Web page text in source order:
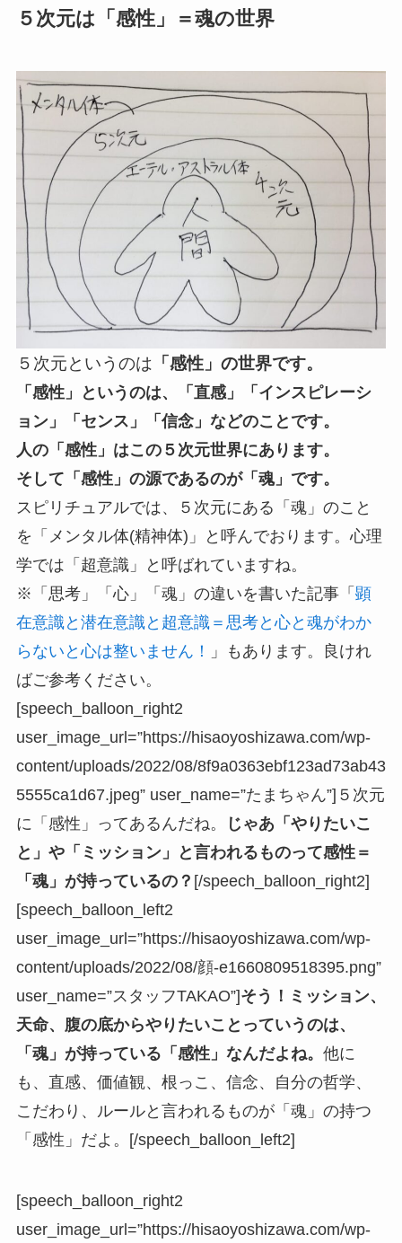
５次元は「感性」＝魂の世界
５次元というのは 「感性」の世界です。
「感性」というのは、「直感」「インスピレーシ
ョン」「センス」「信念」などのことです。
人の「感性」はこの５次元世界にあります。
そして「感性」の源であるのが「魂」です。
スピリチュアルでは、５次元にある「魂」のこと
を「メンタル体(精神体)」と呼んでおります。心理
学では「超意識」と呼ばれていますね。
※「思考」「心」「魂」の違いを書いた記事「 顕
在意識と潜在意識と超意識＝思考と心と魂がわか
らないと心は整いません！
」もあります。良けれ
ばご参考ください。
[speech_balloon_right2
user_image_url=”https://hisaoyoshizawa.com/wp-
content/uploads/2022/08/8f9a0363ebf123ad73ab43
5555ca1d67.jpeg” user_name=”たまちゃん”]５次元
に「感性」ってあるんだね。
じゃあ「やりたいこ
と」や「ミッション」と言われるものって感性＝
「魂」が持っているの？ [/speech_balloon_right2]
[speech_balloon_left2
user_image_url=”https://hisaoyoshizawa.com/wp-
content/uploads/2022/08/顔-e1660809518395.png”
user_name=”スタッフTAKAO”]そう！ミッション、
天命、腹の底からやりたいことっていうのは、
「魂」が持っている「感性」なんだよね。 他に
も、直感、価値観、根っこ、信念、自分の哲学、
こだわり、ルールと言われるものが「魂」の持つ
「感性」だよ。[/speech_balloon_left2]
[speech_balloon_right2
user_image_url=”https://hisaoyoshizawa.com/wp-